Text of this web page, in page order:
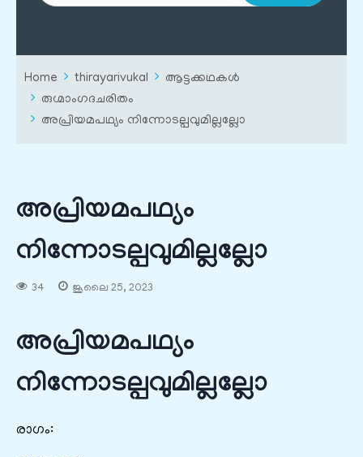
Home thirayarivukal
ആട്ടക്കഥകൾ
രുഗ്മാംഗദചരിതം
അപ്രിയമപഥ്യം നിന്നോടല്പവുമില്ലല്ലോ
അപ്രിയമപഥ്യം
നിന്നോടല്പവുമില്ലല്ലോ
34 ജൂലൈ 25, 2023
അപ്രിയമപഥ്യം
നിന്നോടല്പവുമില്ലല്ലോ
രാഗം: